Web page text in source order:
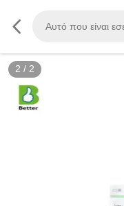
2 / 2